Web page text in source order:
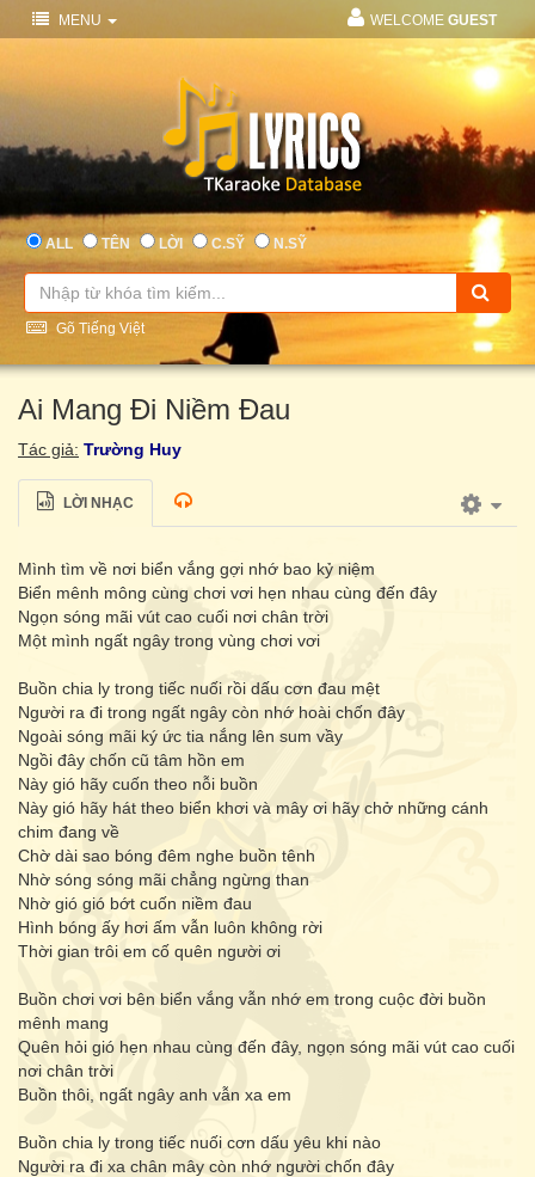
MENU WELCOME GUEST
ALL TÊN LỜI C.SỸ N.SỸ
Gõ Tiếng Việt
Ai Mang Đi Niềm Đau
Tác giả: Trường Huy
LỜI NHẠC
Mình tìm về nơi biển vắng gợi nhớ bao kỷ niệm
Biển mênh mông cùng chơi vơi hẹn nhau cùng đến đây
Ngọn sóng mãi vút cao cuối nơi chân trời
Một mình ngất ngây trong vùng chơi vơi
Buồn chia ly trong tiếc nuối rồi dấu cơn đau mệt
Người ra đi trong ngất ngây còn nhớ hoài chốn đây
Ngoài sóng mãi ký ức tia nắng lên sum vầy
Ngồi đây chốn cũ tâm hồn em
Này gió hãy cuốn theo nỗi buồn
Này gió hãy hát theo biển khơi và mây ơi hãy chở những cánh
chim đang về
Chờ dài sao bóng đêm nghe buồn tênh
Nhờ sóng sóng mãi chẳng ngừng than
Nhờ gió gió bớt cuốn niềm đau
Hình bóng ấy hơi ấm vẫn luôn không rời
Thời gian trôi em cố quên người ơi
Buồn chơi vơi bên biển vắng vẫn nhớ em trong cuộc đời buồn
mênh mang
Quên hỏi gió hẹn nhau cùng đến đây, ngọn sóng mãi vút cao cuối
nơi chân trời
Buồn thôi, ngất ngây anh vẫn xa em
Buồn chia ly trong tiếc nuối cơn dấu yêu khi nào
Người ra đi xa chân mây còn nhớ người chốn đây